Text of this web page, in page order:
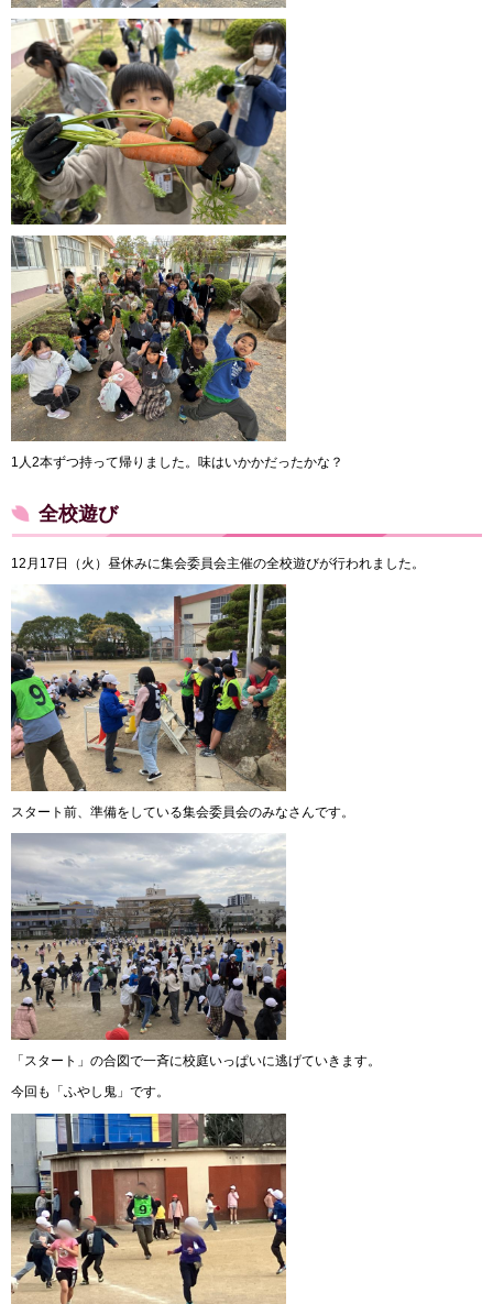
1人2本ずつ持って帰りました。味はいかかだったかな？
全校遊び
12月17日（火）昼休みに集会委員会主催の全校遊びが行われました。
スタート前、準備をしている集会委員会のみなさんです。
「スタート」の合図で一斉に校庭いっぱいに逃げていきます。
今回も「ふやし鬼」です。